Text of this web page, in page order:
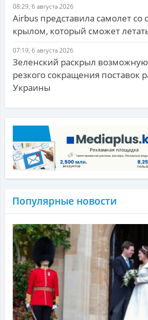
08:29, 6 августа 2026
Airbus представила самолет со
крылом, который сможет
07:19, 6 августа 2026
Зеленский раскрыл
резкого сокращения поставок
Украины
Популярные новости